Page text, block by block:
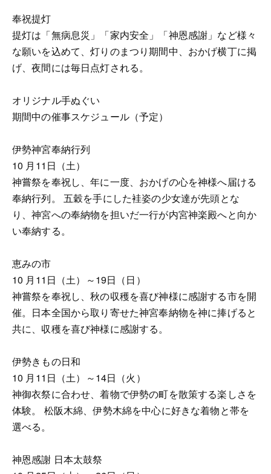
奉祝提灯
提灯は「無病息災」「家内安全」「神恩感謝」など様々
な願いを込めて、灯りのまつり期間中、おかげ横丁に掲
げ、夜間には毎日点灯される。
オリジナル手ぬぐい
期間中の催事スケジュール（予定）
伊勢神宮奉納行列
10 月11日（土）
神嘗祭を奉祝し、年に一度、おかげの心を神様へ届ける
奉納行列。 五穀を手にした袿姿の少女達が先頭とな
り、神宮への奉納物を担いだ一行が内宮神楽殿へと向か
い奉納する。
恵みの市
10 月11日（土）～19日（日）
神嘗祭を奉祝し、秋の収穫を喜び神様に感謝する市を開
催。日本全国から取り寄せた神宮奉納物を神に捧げると
共に、収穫を喜び神様に感謝する。
伊勢きもの日和
10 月11日（土）～14日（火）
神御衣祭に合わせ、着物で伊勢の町を散策する楽しさを
体験。 松阪木綿、伊勢木綿を中心に好きな着物と帯を
選べる。
神恩感謝 日本太鼓祭